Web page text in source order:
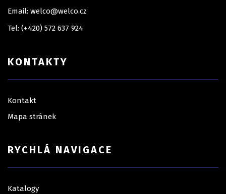
Email: welco@welco.cz
Tel: (+420) 572 637 924
KONTAKTY
Kontakt
Mapa stránek
RYCHLÁ NAVIGACE
Katalogy